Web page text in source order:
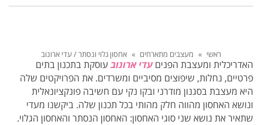
ראשי » מעצבים מתארחים » אחסון גלוי ונסתר / עדי ארונוב
האדריכלית ומעצבת הפניםעדי ארונובעוסקת בתכנון בתים
פרטיים, נחלות, שיפוצים מסיביים ומשרדים. את הפרויקטים שלה
היא מעצבת בסגנון מודרני ובקו נקי עם חשיבה פונקציונאלית
ונושא האחסון מהווה חלק מהותי בכל תכנון שלה. ביקשנו מעדי
שתאיר את נושא שני סוגי האחסון: האחסון הנסתר והאחסון הגלוי.